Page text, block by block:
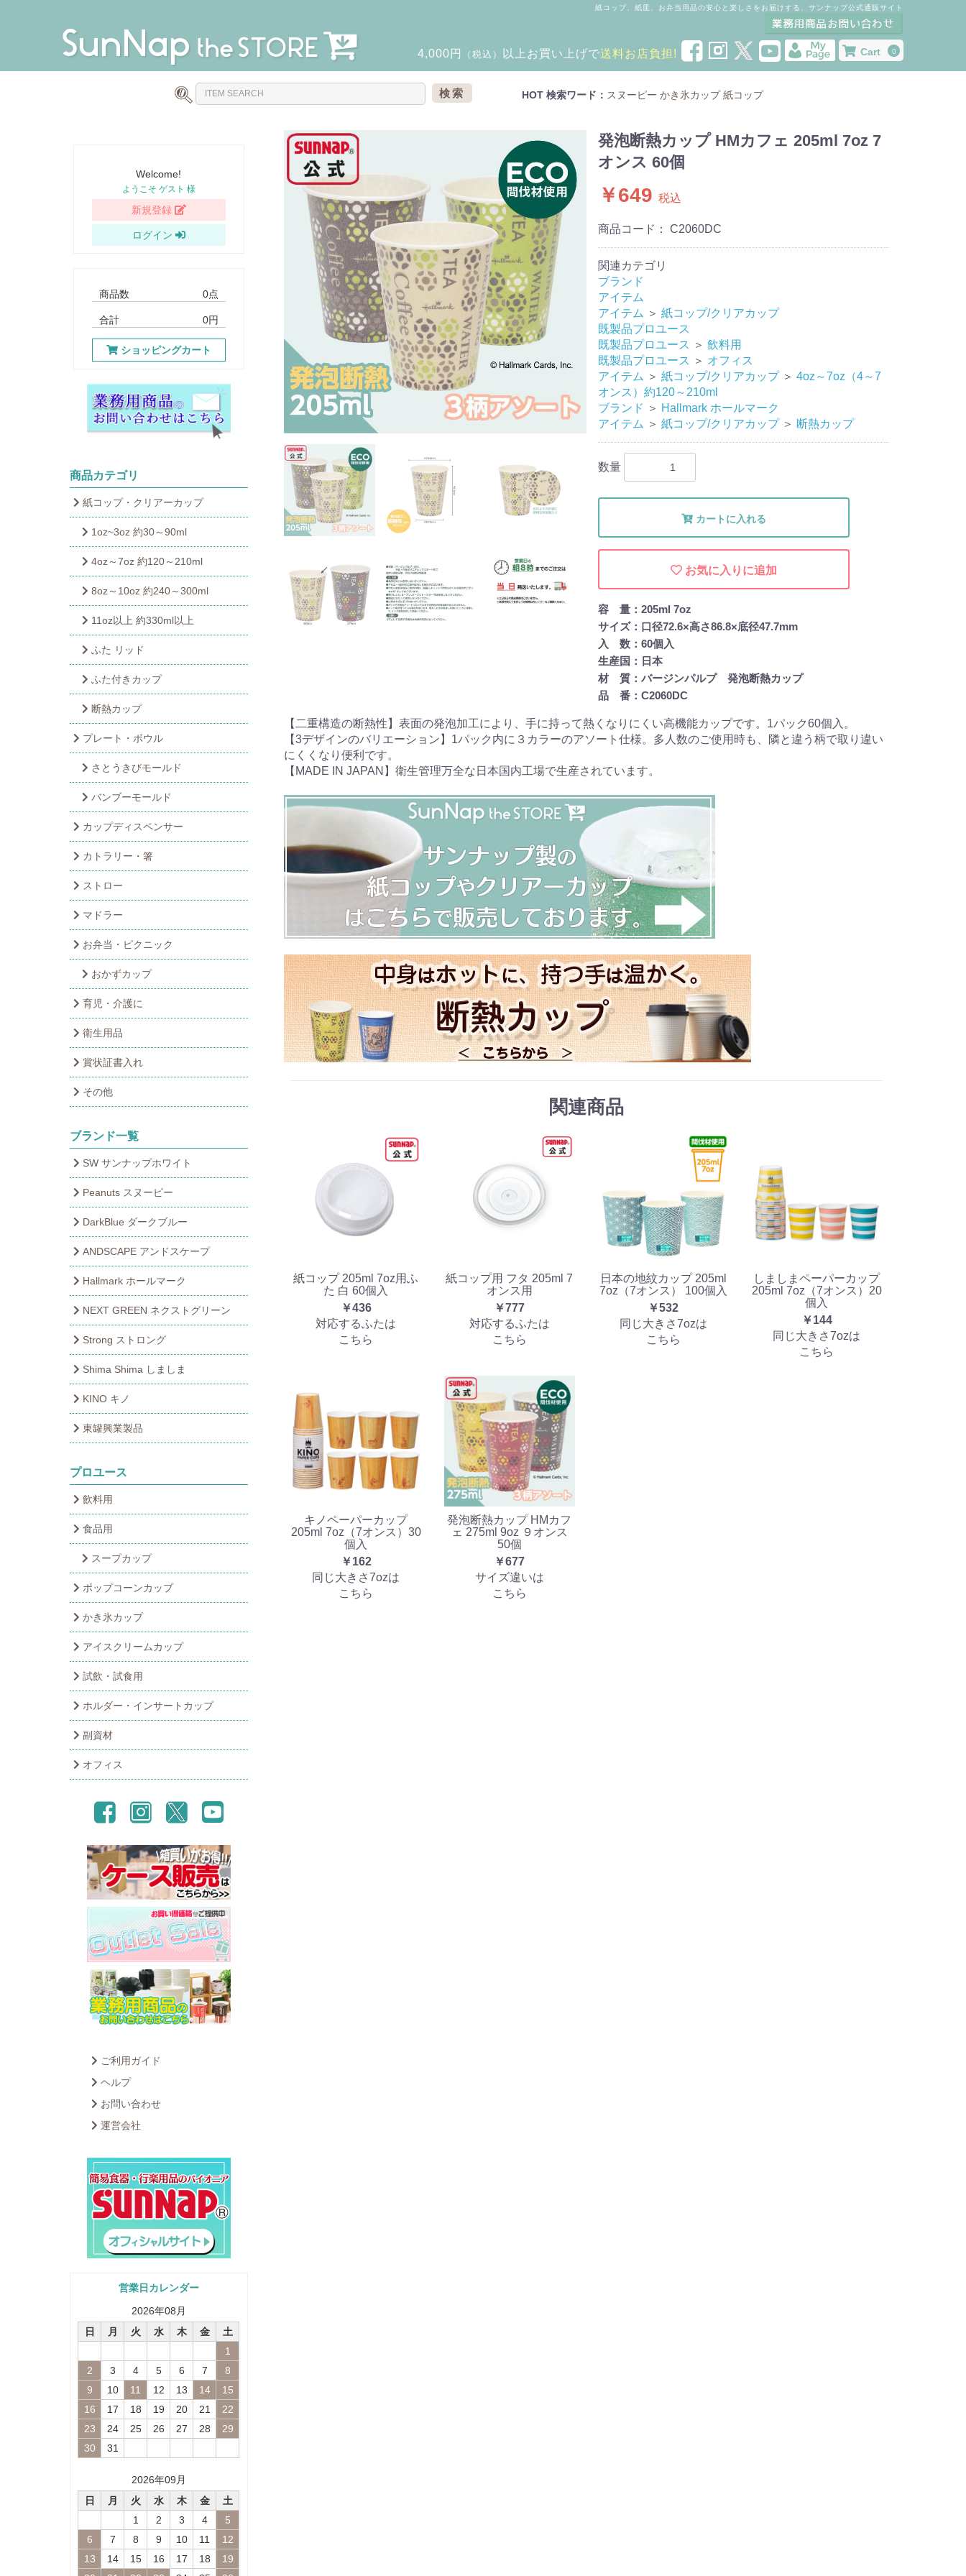
紙コップ、紙皿、お弁当用品の安心と楽しさをお届けする、サンナップ公式通販サイト
Cart 0
4,000円 （税込） 以上 お買い上げで送料お店負担!
検索 HOT 検索ワード： スヌーピー かき氷カップ 紙コップ
Welcome!
ようこそ ゲスト 様
新規登録
ログイン
商品数 0点
合計 0円
ショッピングカート
商品カテゴリ
紙コップ・クリアーカップ
1oz~3oz 約30～90ml
4oz～7oz 約120～210ml
8oz～10oz 約240～300ml
11oz以上 約330ml以上
ふた リッド
ふた付きカップ
断熱カップ
プレート・ボウル
さとうきびモールド
バンブーモールド
カップディスペンサー
カトラリー・箸
ストロー
マドラー
お弁当・ピクニック
おかずカップ
育児・介護に
衛生用品
賞状証書入れ
その他
ブランド一覧
SW サンナップホワイト
Peanuts スヌーピー
DarkBlue ダークブルー
ANDSCAPE アンドスケープ
Hallmark ホールマーク
NEXT GREEN ネクストグリーン
Strong ストロング
Shima Shima しましま
KINO キノ
東罐興業製品
プロユース
飲料用
食品用
スープカップ
ポップコーンカップ
かき氷カップ
アイスクリームカップ
試飲・試食用
ホルダー・インサートカップ
副資材
オフィス
ご利用ガイド
ヘルプ
お問い合わせ
運営会社
営業日カレンダー
2026年08 月
日
月 火 水 木 金
土
1
2
3 4 5 6 7
8
9
10 11 12 13 14
15
16
17 18 19 20 21
22
23
24 25 26 27 28
29
30
31
2026年09 月
日
月 火 水 木 金
土
1
2 3 4
5
6
7 8 9 10 11
12
13
14 15 16 17 18
19
発泡断熱カップ HMカフェ 205ml 7oz 7
オンス 60個
￥649 税込
商品コード： C2060DC
関連カテゴリ
ブランド
アイテム
アイテム ＞ 紙コップ/クリアカップ
既製品プロユース
既製品プロユース ＞ 飲料用
既製品プロユース ＞ オフィス
アイテム ＞ 紙コップ/クリアカップ ＞ 4oz～7oz（4～7
オンス）約120～210ml
ブランド ＞ Hallmark ホールマーク
アイテム ＞ 紙コップ/クリアカップ ＞ 断熱カップ
数量
カートに入れる
お気に入りに追加
容 量：205ml 7oz
サイズ：口径72.6×高さ86.8×底径47.7mm
入 数：60個入
生産国：日本
材 質：バージンパルプ 発泡断熱カップ
品 番：C2060DC
【二重構造の断熱性】表面の発泡加工により、手に持って熱くなりにくい高機能カップです。1パック60個入。
【3デザインのバリエーション】1パック内に３カラーのアソート仕様。多人数のご使用時も、隣と違う柄で取り違い
にくくなり便利です。
【MADE IN JAPAN】衛生管理万全な日本国内工場で生産されています。
関連商品
紙コップ 205ml 7oz用ふ
た 白 60個入
￥436
対応するふたは
こちら
紙コップ用 フタ 205ml 7
オンス用
￥777
対応するふたは
こちら
日本の地紋カップ 205ml
7oz（7オンス） 100個入
￥532
同じ大きさ7ozは
こちら
しましまペーパーカップ
205ml 7oz（7オンス）20
個入
￥144
同じ大きさ7ozは
こちら
キノペーパーカップ
205ml 7oz（7オンス）30
個入
￥162
同じ大きさ7ozは
こちら
発泡断熱カップ HMカフ
ェ 275ml 9oz ９オンス
50個
￥677
サイズ違いは
こちら